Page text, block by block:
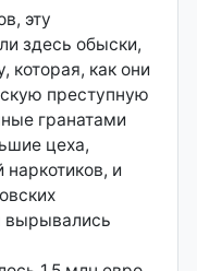
эту
здесь обыски,
которая, как они
преступную
гранатами
цеха,
и
вырывались